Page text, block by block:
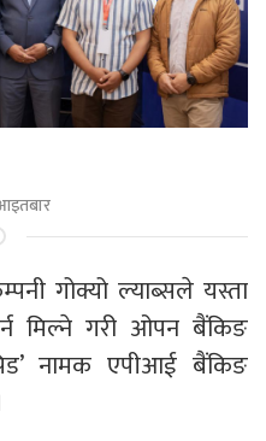
गोक्यो ल्याब्सले यस्ता
मिल्ने गरी ओपन बैंकिङ
नामक एपीआई बैंकिङ